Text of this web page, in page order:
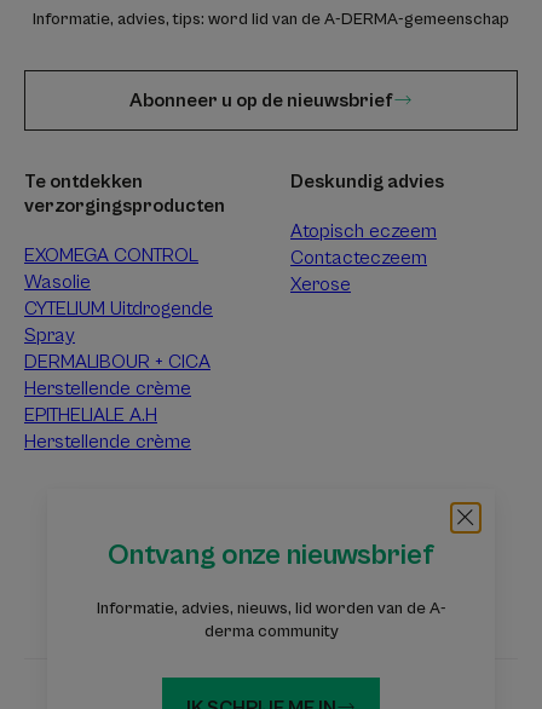
Ontvang onze nieuwsbrief
Informatie, advies, nieuws, lid worden van de A-
derma community
Informatie, advies, tips: word lid van de A-DERMA-gemeenschap
Abonneer u op de nieuwsbrief
Te ontdekken
verzorgingsproducten
EXOMEGA CONTROL
Wasolie
CYTELIUM Uitdrogende
Spray
DERMALIBOUR + CICA
Herstellende crème
EPITHELIALE A.H
Herstellende crème
Deskundig advies
Atopisch eczeem
Contacteczeem
Xerose
Veelgestelde vragenContact